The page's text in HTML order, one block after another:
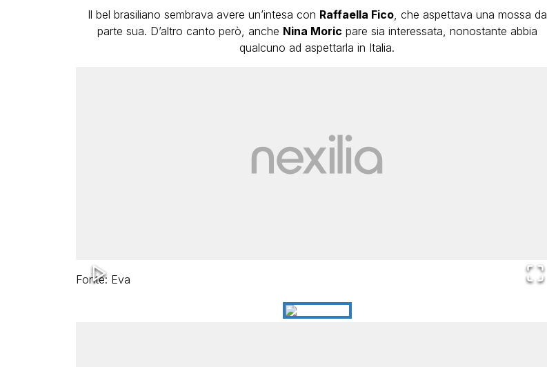
Il bel brasiliano sembrava avere un’intesa con Raffaella Fico, che aspettava una mossa da
parte sua. D’altro canto però, anche Nina Moric pare sia interessata, nonostante abbia
qualcuno ad aspettarla in Italia.
Fonte: Eva